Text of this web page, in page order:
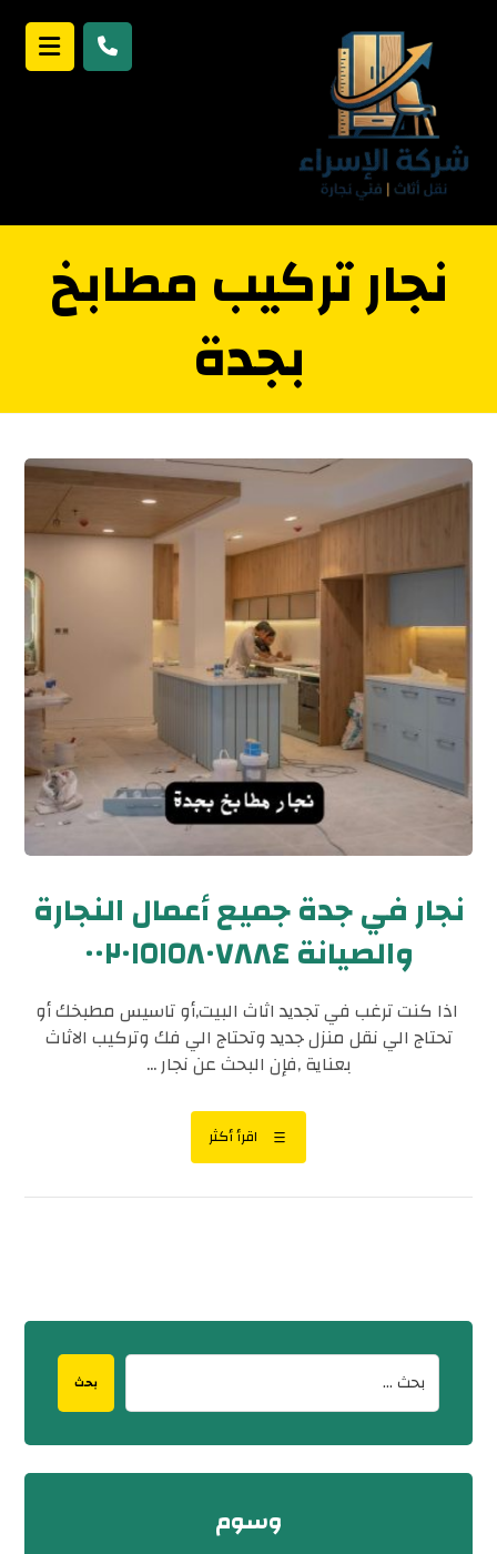
نجار تركيب مطابخ
بجدة
نجار في جدة جميع أعمال النجارة
والصيانة ٠٠٢٠١٥١٥٨٠٧٨٨٤
اذا كنت ترغب في تجديد اثاث البيت,أو تاسيس مطبخك أو
تحتاج الي نقل منزل جديد وتحتاج الي فك وتركيب الاثاث
بعناية ,فإن البحث عن نجار ...
اقرأ أكثر
بحث
وسوم